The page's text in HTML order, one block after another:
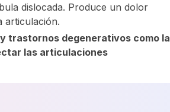
dislocada. Produce un dolor
articulación.
trastornos degenerativos como la
las articulaciones